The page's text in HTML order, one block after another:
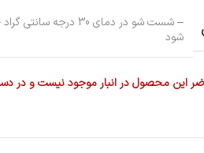
– شست شو در دمای
شود
این محصول در انبار موجود نیست و در